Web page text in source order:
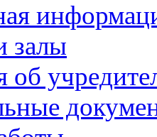
залы
об